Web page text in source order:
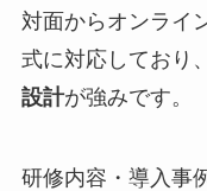
対面からオンライ
式に対応しており、
設計が強みです。
研修内容・導入事